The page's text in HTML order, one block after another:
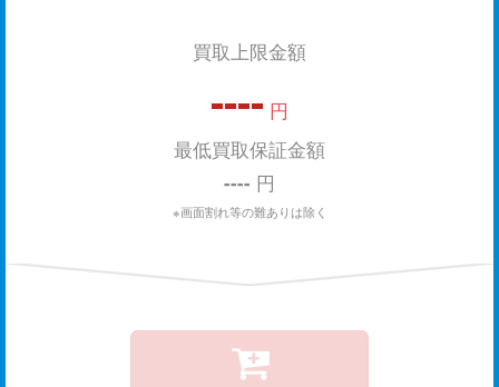
買取上限金額
---- 円
最低買取保証金額
---- 円
※画面割れ等の難ありは除く